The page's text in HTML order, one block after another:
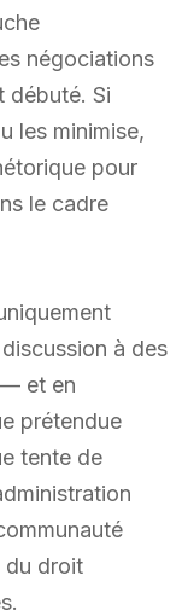
négociations
débuté. Si
les minimise,
pour
le cadre
à des
et en
prétendue
tente de
du droit